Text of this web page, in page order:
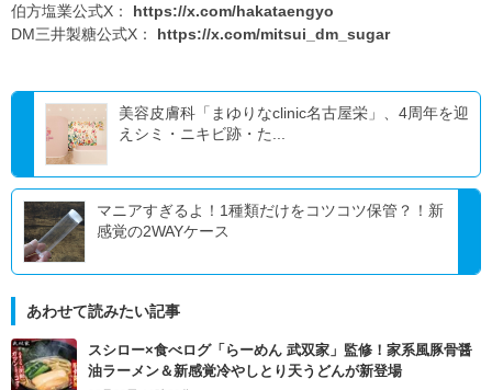
伯方塩業公式X： https://x.com/hakataengyo
DM三井製糖公式X： https://x.com/mitsui_dm_sugar
美容皮膚科「まゆりなclinic名古屋栄」、4周年を迎
えシミ・ニキビ跡・た...
マニアすぎるよ！1種類だけをコツコツ保管？！新
感覚の2WAYケース
あわせて読みたい記事
スシロー×食べログ「らーめん 武双家」監修！家系風豚骨醤
油ラーメン＆新感覚冷やしとり天うどんが新登場